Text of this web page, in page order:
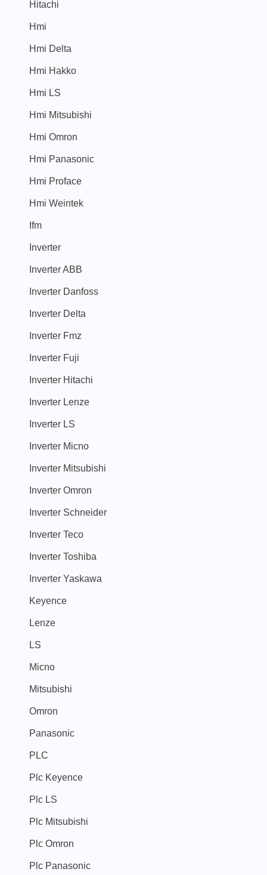
Hitachi
Hmi
Hmi Delta
Hmi Hakko
Hmi LS
Hmi Mitsubishi
Hmi Omron
Hmi Panasonic
Hmi Proface
Hmi Weintek
Ifm
Inverter
Inverter ABB
Inverter Danfoss
Inverter Delta
Inverter Fmz
Inverter Fuji
Inverter Hitachi
Inverter Lenze
Inverter LS
Inverter Micno
Inverter Mitsubishi
Inverter Omron
Inverter Schneider
Inverter Teco
Inverter Toshiba
Inverter Yaskawa
Keyence
Lenze
LS
Micno
Mitsubishi
Omron
Panasonic
PLC
Plc Keyence
Plc LS
Plc Mitsubishi
Plc Omron
Plc Panasonic